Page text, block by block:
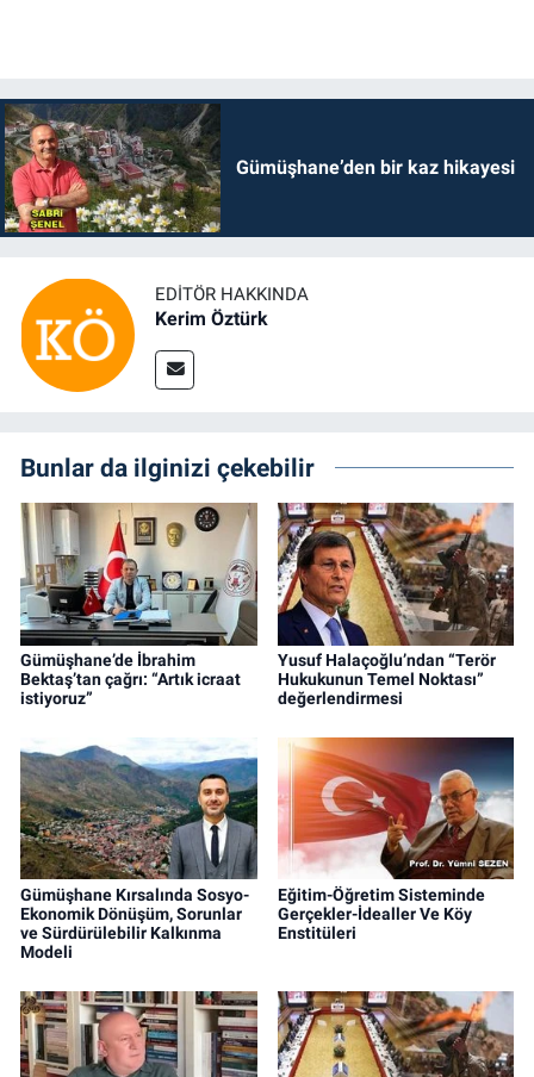
Gümüşhane’den bir kaz hikayesi
EDITÖR HAKKINDA
Kerim Öztürk
Bunlar da ilginizi çekebilir
Gümüşhane’de İbrahim
Bektaş’tan çağrı: “Artık icraat
istiyoruz”
Yusuf Halaçoğlu’ndan “Terör
Hukukunun Temel Noktası”
değerlendirmesi
Gümüşhane Kırsalında Sosyo-
Ekonomik Dönüşüm, Sorunlar
ve Sürdürülebilir Kalkınma
Modeli
Eğitim-Öğretim Sisteminde
Gerçekler-İdealler Ve Köy
Enstitüleri